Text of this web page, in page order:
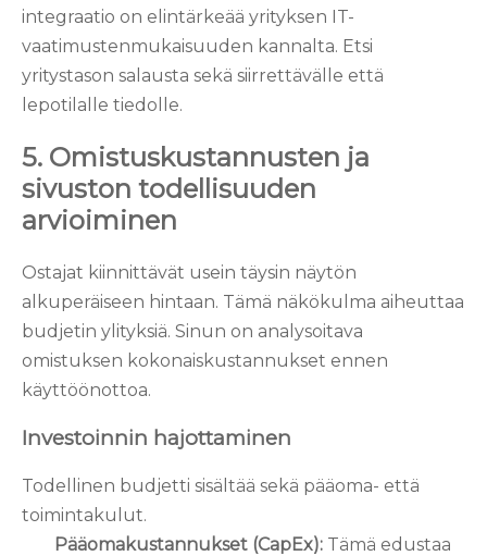
integraatio on elintärkeää yrityksen IT-
vaatimustenmukaisuuden kannalta. Etsi
yritystason salausta sekä siirrettävälle että
lepotilalle tiedolle.
5. Omistuskustannusten ja
sivuston todellisuuden
arvioiminen
Ostajat kiinnittävät usein täysin näytön
alkuperäiseen hintaan. Tämä näkökulma aiheuttaa
budjetin ylityksiä. Sinun on analysoitava
omistuksen kokonaiskustannukset ennen
käyttöönottoa.
Investoinnin hajottaminen
Todellinen budjetti sisältää sekä pääoma- että
toimintakulut.
Pääomakustannukset (CapEx): Tämä edustaa